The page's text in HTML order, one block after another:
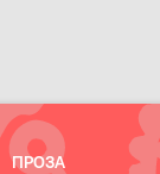
ПРОЗА